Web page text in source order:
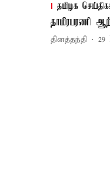
தமிழக
தாமிரபரணி
தினத்தந்தி 29